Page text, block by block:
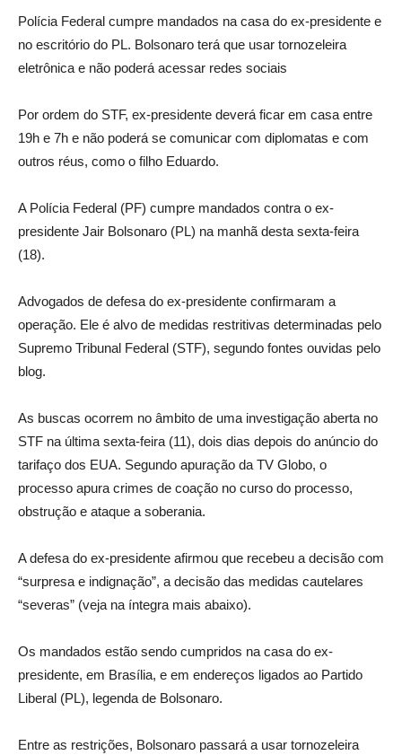
Polícia Federal cumpre mandados na casa do ex-presidente e
no escritório do PL. Bolsonaro terá que usar tornozeleira
eletrônica e não poderá acessar redes sociais
Por ordem do STF, ex-presidente deverá ficar em casa entre
19h e 7h e não poderá se comunicar com diplomatas e com
outros réus, como o filho Eduardo.
A Polícia Federal (PF) cumpre mandados contra o ex-
presidente Jair Bolsonaro (PL) na manhã desta sexta-feira
(18).
Advogados de defesa do ex-presidente confirmaram a
operação. Ele é alvo de medidas restritivas determinadas pelo
Supremo Tribunal Federal (STF), segundo fontes ouvidas pelo
blog.
As buscas ocorrem no âmbito de uma investigação aberta no
STF na última sexta-feira (11), dois dias depois do anúncio do
tarifaço dos EUA. Segundo apuração da TV Globo, o
processo apura crimes de coação no curso do processo,
obstrução e ataque a soberania.
A defesa do ex-presidente afirmou que recebeu a decisão com
“surpresa e indignação”, a decisão das medidas cautelares
“severas” (veja na íntegra mais abaixo).
Os mandados estão sendo cumpridos na casa do ex-
presidente, em Brasília, e em endereços ligados ao Partido
Liberal (PL), legenda de Bolsonaro.
Entre as restrições, Bolsonaro passará a usar tornozeleira